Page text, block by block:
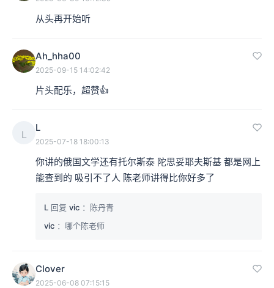
从头再开始听
Ah_hha00
2025-09-15 14:02:42
片头配乐，超赞👍
L
L
2025-07-18 18:00:13
你讲的俄国文学还有托尔斯泰 陀思妥耶夫斯基 都是网上
能查到的 吸引不了人 陈老师讲得比你好多了
L 回复 vic ：陈丹青
vic ：哪个陈老师
Clover
2025-06-08 07:15:15